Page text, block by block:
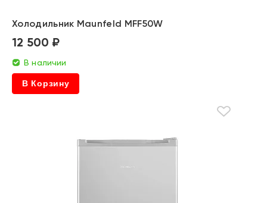
Холодильник Maunfeld MFF50W
12 500 ₽
В наличии
В Корзину